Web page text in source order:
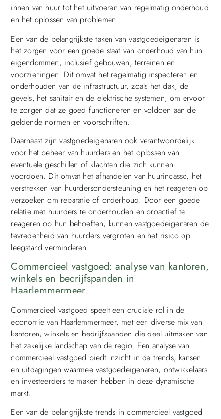
innen van huur tot het uitvoeren van regelmatig onderhoud
en het oplossen van problemen.
Een van de belangrijkste taken van vastgoedeigenaren is
het zorgen voor een goede staat van onderhoud van hun
eigendommen, inclusief gebouwen, terreinen en
voorzieningen. Dit omvat het regelmatig inspecteren en
onderhouden van de infrastructuur, zoals het dak, de
gevels, het sanitair en de elektrische systemen, om ervoor
te zorgen dat ze goed functioneren en voldoen aan de
geldende normen en voorschriften.
Daarnaast zijn vastgoedeigenaren ook verantwoordelijk
voor het beheer van huurders en het oplossen van
eventuele geschillen of klachten die zich kunnen
voordoen. Dit omvat het afhandelen van huurincasso, het
verstrekken van huurdersondersteuning en het reageren op
verzoeken om reparatie of onderhoud. Door een goede
relatie met huurders te onderhouden en proactief te
reageren op hun behoeften, kunnen vastgoedeigenaren de
tevredenheid van huurders vergroten en het risico op
leegstand verminderen.
Commercieel vastgoed: analyse van kantoren,
winkels en bedrijfspanden in
Haarlemmermeer.
Commercieel vastgoed speelt een cruciale rol in de
economie van Haarlemmermeer, met een diverse mix van
kantoren, winkels en bedrijfspanden die deel uitmaken van
het zakelijke landschap van de regio. Een analyse van
commercieel vastgoed biedt inzicht in de trends, kansen
en uitdagingen waarmee vastgoedeigenaren, ontwikkelaars
en investeerders te maken hebben in deze dynamische
markt.
Een van de belangrijkste trends in commercieel vastgoed